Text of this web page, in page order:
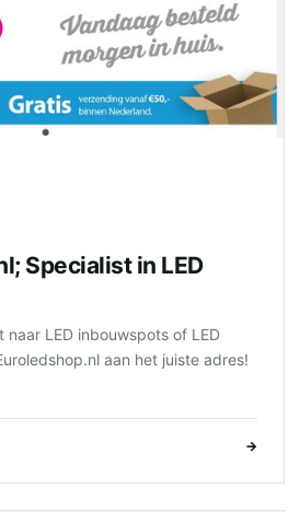
Specialist in LED
LED inbouwspots of LED
aan het juiste adres!
→